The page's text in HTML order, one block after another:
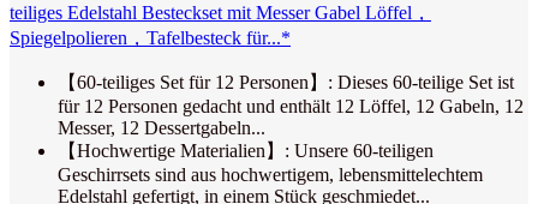
teiliges Edelstahl Besteckset mit Messer Gabel Löffel，
Spiegelpolieren，Tafelbesteck für...*
【60-teiliges Set für 12 Personen】: Dieses 60-teilige Set ist
für 12 Personen gedacht und enthält 12 Löffel, 12 Gabeln, 12
Messer, 12 Dessertgabeln...
【Hochwertige Materialien】: Unsere 60-teiligen
Geschirrsets sind aus hochwertigem, lebensmittelechtem
Edelstahl gefertigt, in einem Stück geschmiedet...